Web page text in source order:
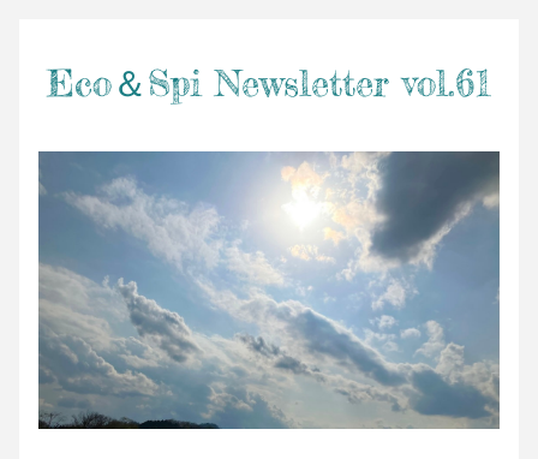
Eco＆Spi Newsletter vol.61